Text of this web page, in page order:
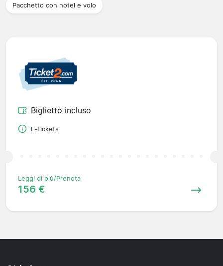
Pacchetto con hotel e volo
Biglietto incluso
E-tickets
Leggi di più/Prenota
156 €